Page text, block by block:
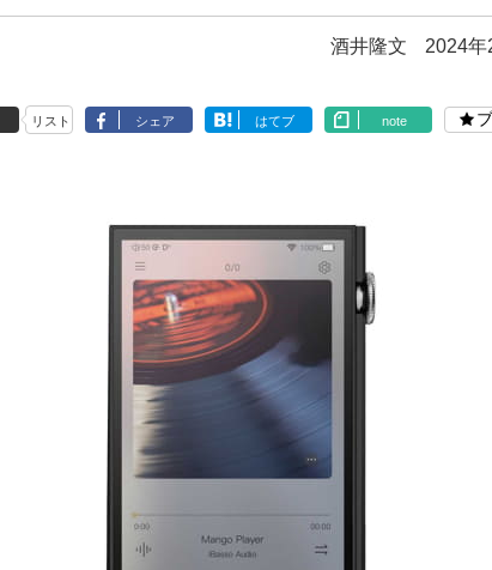
酒井隆文 2024年
リスト シェア はてブ note